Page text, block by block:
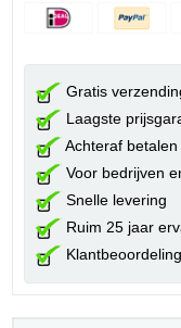
Gratis
Laagste
Achteraf betalen
Voor bedrijven
Snelle levering
Ruim 25 jaar